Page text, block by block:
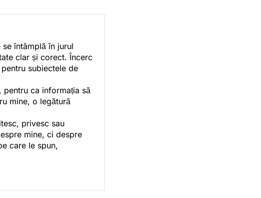
întâmplă în jurul
clar și corect. Încerc
subiectele de
ca informația să
mine, o legătură
privesc sau
mine, ci despre
care le spun,